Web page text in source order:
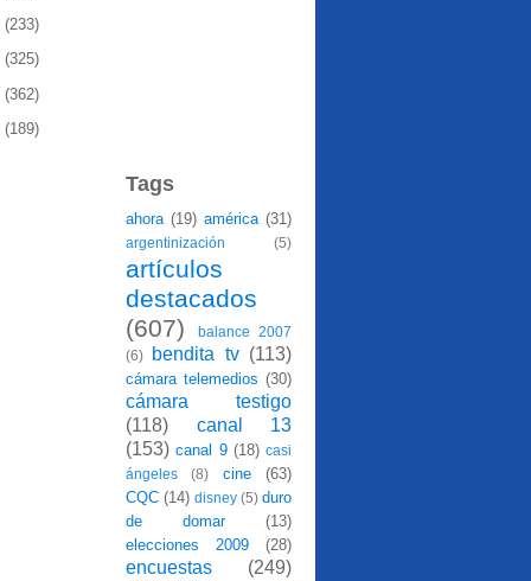
(233)
(325)
(362)
(189)
Tags
ahora (19) américa (31)
argentinización (5)
artículos
destacados
(607)
balance 2007
(6)
bendita tv (113)
cámara telemedios (30)
cámara testigo
(118)
canal 13
(153) canal 9 (18) casi
ángeles
(8) cine
(63)
CQC (14) disney (5) duro
de domar
(13)
elecciones 2009
(28)
encuestas
(249)